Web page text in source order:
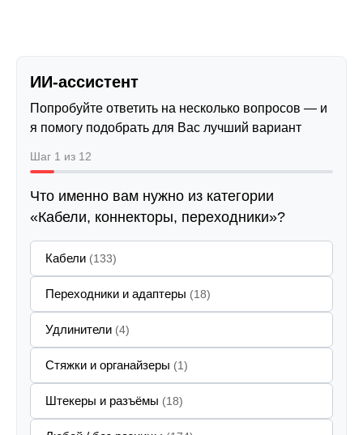
ИИ-ассистент
Попробуйте ответить на несколько вопросов — и
я помогу подобрать для Вас лучший вариант
Шаг 1 из 12
Что именно вам нужно из категории
«Кабели, коннекторы, переходники»?
Кабели (133)
Переходники и адаптеры (18)
Удлинители (4)
Стяжки и органайзеры (1)
Штекеры и разъёмы (18)